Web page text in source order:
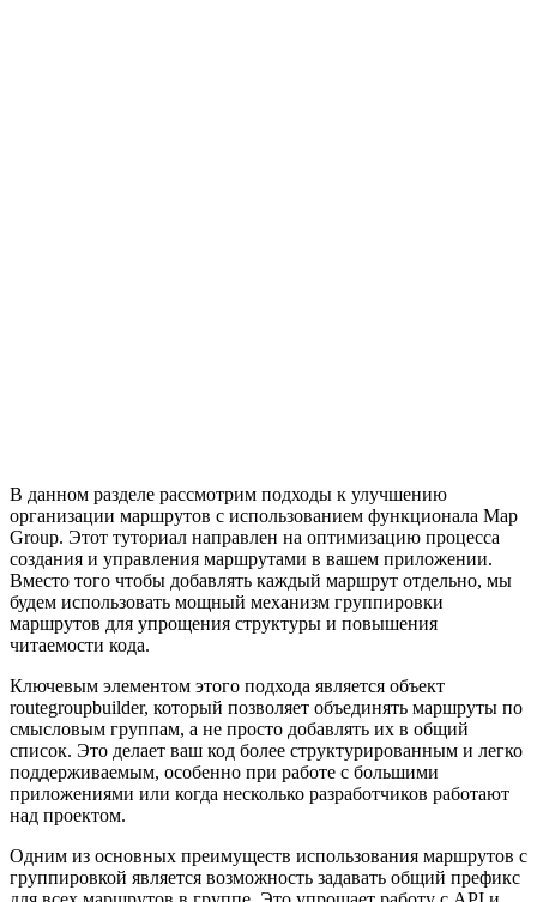
В данном разделе рассмотрим подходы к улучшению
организации маршрутов с использованием функционала Map
Group. Этот туториал направлен на оптимизацию процесса
создания и управления маршрутами в вашем приложении.
Вместо того чтобы добавлять каждый маршрут отдельно, мы
будем использовать мощный механизм группировки
маршрутов для упрощения структуры и повышения
читаемости кода.
Ключевым элементом этого подхода является объект
routegroupbuilder, который позволяет объединять маршруты по
смысловым группам, а не просто добавлять их в общий
список. Это делает ваш код более структурированным и легко
поддерживаемым, особенно при работе с большими
приложениями или когда несколько разработчиков работают
над проектом.
Одним из основных преимуществ использования маршрутов с
группировкой является возможность задавать общий префикс